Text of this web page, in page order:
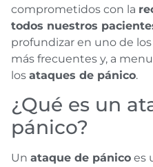
comprometidos con la
todos nuestros
profundizar en uno de los
más frecuentes y, a
los ataques de pánico.
¿Qué es un
pánico?
Un ataque de pánico es